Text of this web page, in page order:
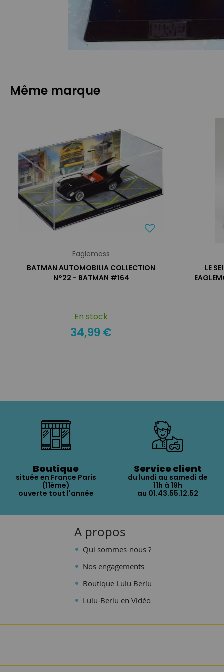
Même marque
Eaglemoss
BATMAN AUTOMOBILIA COLLECTION
N°22 - BATMAN #164
En stock
34,99 €
LE
Boutique
située en France Paris
(11ème)
ouverte tout l'année
Service client
du lundi au samedi de
11h à 19h
au 01.43.55.12.52
A propos
Qui sommes-nous ?
Nos engagements
Boutique Lulu Berlu
Lulu-Berlu en Vidéo